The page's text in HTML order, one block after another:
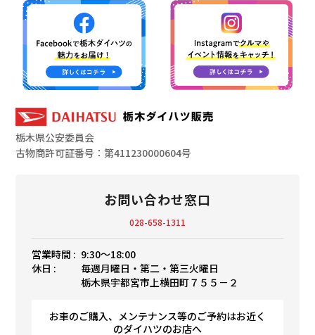
栃木県公安委員会
古物商許可証番号：第411230000604号
お問い合わせ窓口
028-658-1311
営業時間 : 9:30〜18:00
休日 :
毎週月曜日・第二・第三火曜日
栃木県宇都宮市上横田町７５５－２
お車のご購入、メンテナンス等のご予約はお近く
のダイハツのお店へ